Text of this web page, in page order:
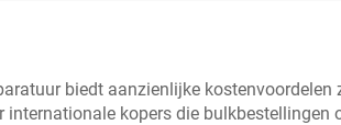
biedt aanzienlijke
kopers die bulkbestellingen